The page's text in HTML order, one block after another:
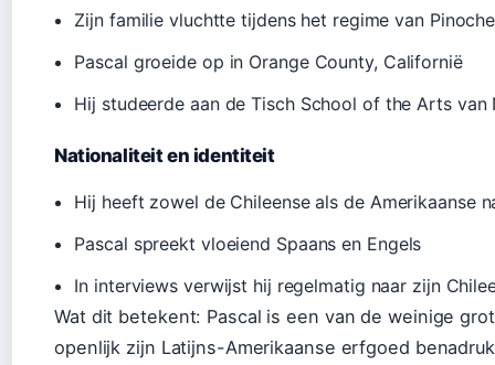
Zijn familie vluchtte tijdens het regime van
Pascal groeide op in Orange County, Californië
Hij studeerde aan de Tisch School of the Arts van
Nationaliteit en identiteit
Hij heeft zowel de Chileense als de Amerikaanse
Pascal spreekt vloeiend Spaans en Engels
In interviews verwijst hij regelmatig naar zijn
Wat dit betekent: Pascal is een van de weinige
openlijk zijn Latijns-Amerikaanse erfgoed